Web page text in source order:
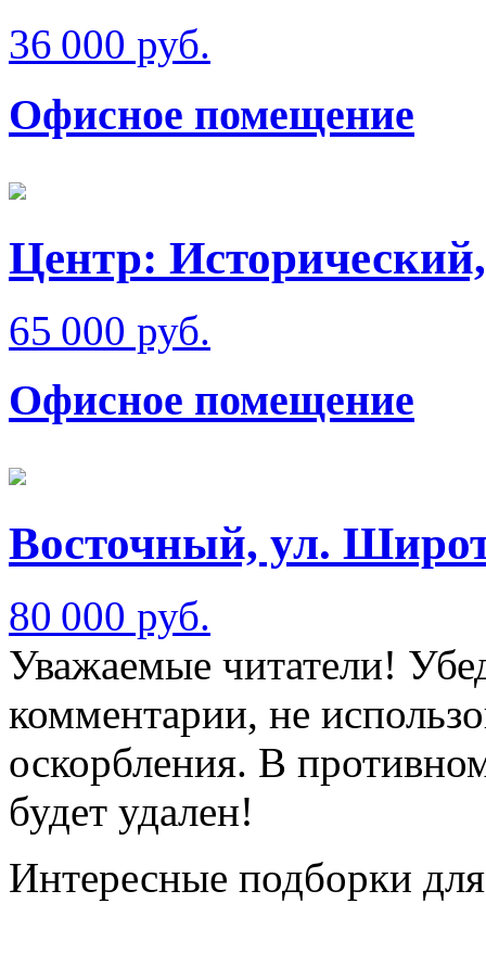
36 000 руб.
Офисное помещение
Центр:
65 000 руб.
Офисное помещение
Восточный, ул.
80 000 руб.
Уважаемые читатели!
комментарии, не
оскорбления. В
будет удален!
Интересные подборки